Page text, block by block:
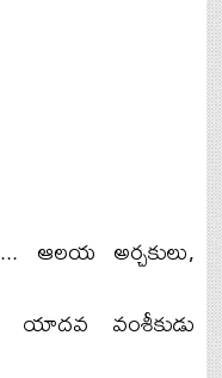
ఆలయ అర్చకులు,
యాదవ వంశీకుడు